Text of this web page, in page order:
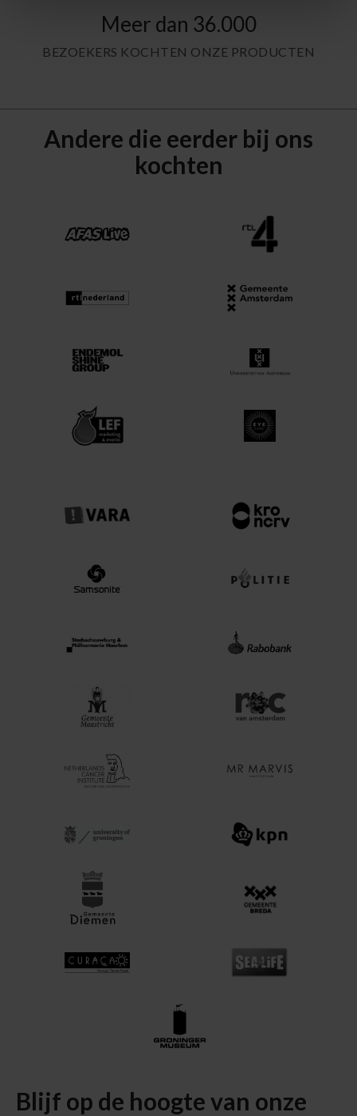
Meer dan 36.000
BEZOEKERS KOCHTEN ONZE PRODUCTEN
Andere die eerder bij ons
kochten
Blijf op de hoogte van onze